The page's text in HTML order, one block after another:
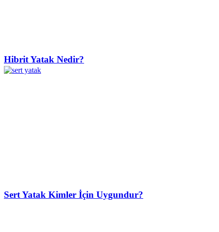
Hibrit Yatak Nedir?
Sert Yatak Kimler İçin Uygundur?